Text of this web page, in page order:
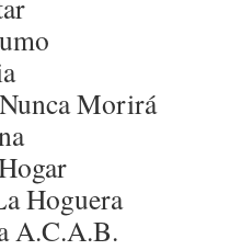
Morirá
Hoguera
A.C.A.B.